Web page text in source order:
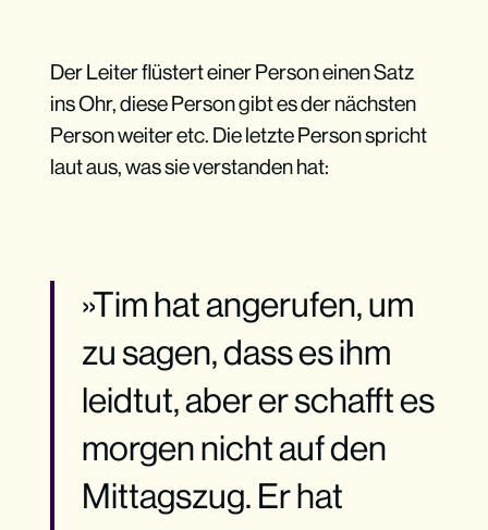
Der Leiter flüstert einer Person einen Satz
ins Ohr, diese Person gibt es der nächsten
Person weiter etc. Die letzte Person spricht
laut aus, was sie verstanden hat:
»Tim hat angerufen, um
zu sagen, dass es ihm
leidtut, aber er schafft es
morgen nicht auf den
Mittagszug. Er hat